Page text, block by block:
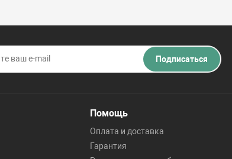
Подписаться
Помощь
Оплата и доставка
Гарантия